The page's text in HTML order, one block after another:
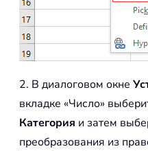
2. В диалоговом окне
вкладке «Число»
Категория и затем
преобразования из